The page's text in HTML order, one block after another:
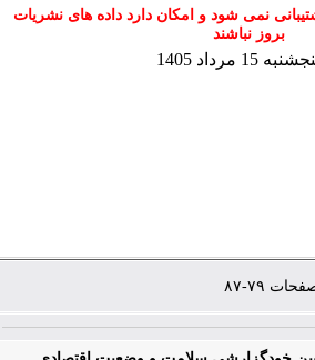
نمی شود و امکان دارد داده های نشریات
بروز نباشند
15 مرداد 1405